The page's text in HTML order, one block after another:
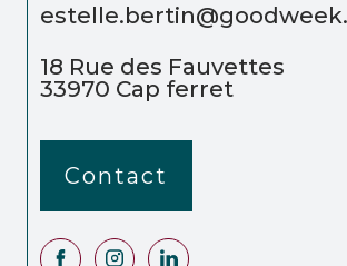
18 Rue des Fauvettes
33970
Cap ferret
Contact